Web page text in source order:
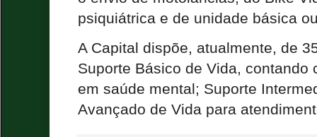
psiquiátrica e de unidade básica
A Capital dispõe, atualmente, de
Suporte Básico de Vida, contando
em saúde mental; Suporte
Avançado de Vida para